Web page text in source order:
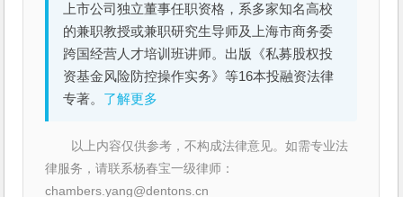
上市公司独立董事任职资格，系多家知名高校
的兼职教授或兼职研究生导师及上海市商务委
跨国经营人才培训班讲师。出版《私募股权投
资基金风险防控操作实务》等16本投融资法律
专著。 了解更多
以上内容仅供参考，不构成法律意见。如需专业法
律服务，请联系杨春宝一级律师：
chambers.yang@dentons.cn